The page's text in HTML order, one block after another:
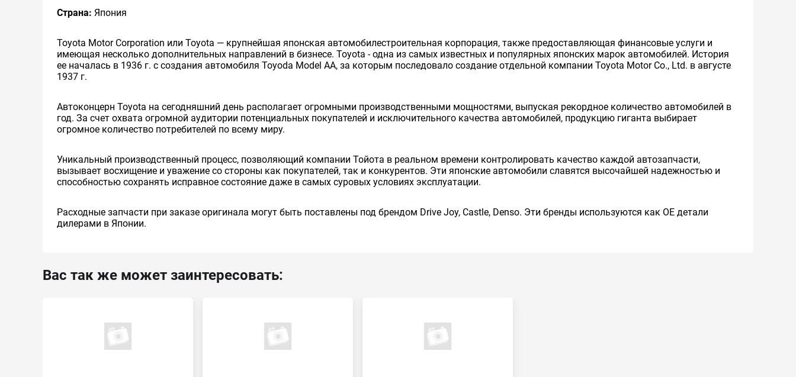
Страна: Япония
Toyota Motor Corporation или Toyota — крупнейшая японская автомобилестроительная корпорация, также предоставляющая финансовые услуги и
имеющая несколько дополнительных направлений в бизнесе. Toyota - одна из самых известных и популярных японских марок автомобилей. История
ее началась в 1936 г. с создания автомобиля Toyoda Model AA, за которым последовало создание отдельной компании Toyota Motor Co., Ltd. в августе
1937 г.
Автоконцерн Toyota на сегодняшний день располагает огромными производственными мощностями, выпуская рекордное количество автомобилей в
год. За счет охвата огромной аудитории потенциальных покупателей и исключительного качества автомобилей, продукцию гиганта выбирает
огромное количество потребителей по всему миру.
Уникальный производственный процесс, позволяющий компании Тойота в реальном времени контролировать качество каждой автозапчасти,
вызывает восхищение и уважение со стороны как покупателей, так и конкурентов. Эти японские автомобили славятся высочайшей надежностью и
способностью сохранять исправное состояние даже в самых суровых условиях эксплуатации.
Расходные запчасти при заказе оригинала могут быть поставлены под брендом Drive Joy, Castle, Denso. Эти бренды используются как ОЕ детали
дилерами в Японии.
Вас так же может заинтересовать: